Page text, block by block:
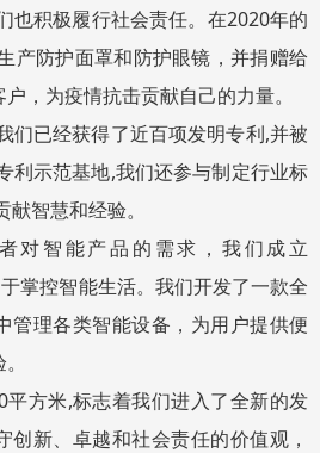
也积极履行社会责任。在2020年的
产防护面罩和防护眼镜，并捐赠给
，为疫情抗击贡献自己的力量。
们已经获得了近百项发明专利,并被
利示范基地,我们还参与制定行业标
智慧和经验。
对智能产品的需求，我们成立
掌控智能生活。我们开发了一款全
管理各类智能设备，为用户提供便
方米,标志着我们进入了全新的发
创新、卓越和社会责任的价值观，